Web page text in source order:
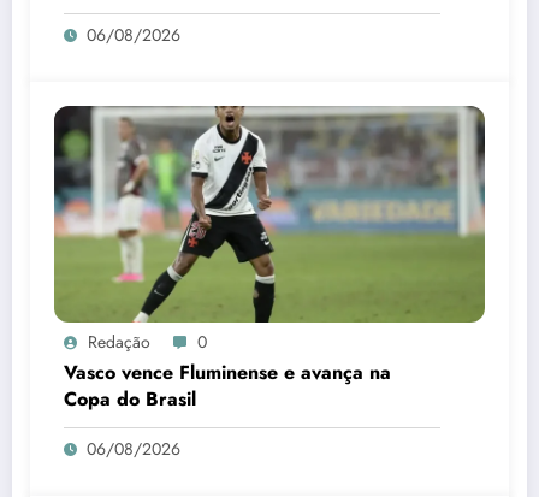
06/08/2026
Redação 0
Vasco vence Fluminense e avança na
Copa do Brasil
06/08/2026